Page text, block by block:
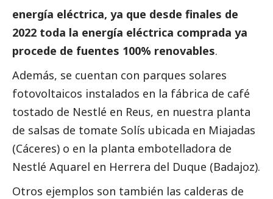
energía eléctrica, ya que desde finales de
2022 toda la energía eléctrica comprada ya
procede de fuentes 100% renovables.
Además, se cuentan con parques solares
fotovoltaicos instalados en la fábrica de café
tostado de Nestlé en Reus, en nuestra planta
de salsas de tomate Solís ubicada en Miajadas
(Cáceres) o en la planta embotelladora de
Nestlé Aquarel en Herrera del Duque (Badajoz).
Otros ejemplos son también las calderas de